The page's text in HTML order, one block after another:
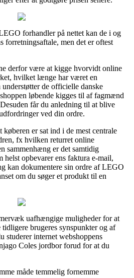
forhandler på nettet kan de i og
forretningsaftale, men det er oftest
derfor være at kigge hvorvidt online
hvilket længe har været en
de officielle danske
løbende kigges til af fagmænd
får du anledning til at blive
ved din ordre.
er sat ind i de mest centrale
fx hvilken returret online
sammenhæng er det samtidig
helst opbevarer ens faktura e-mail,
kan dokumentere sin ordre af LEGO
om du søger et produkt til en
uafhængige muligheder for at
brugeres synspunkter og af
studerer internet webshoppens
Coles jordbor forud for at du
måde temmelig fornemme